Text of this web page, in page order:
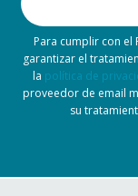
Para cumplir con el
garantizar el
la política de
proveedor de email
su